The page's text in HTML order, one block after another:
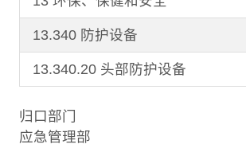
13.340 防护设备
13.340.20 头部防护设备
归口部门
应急管理部